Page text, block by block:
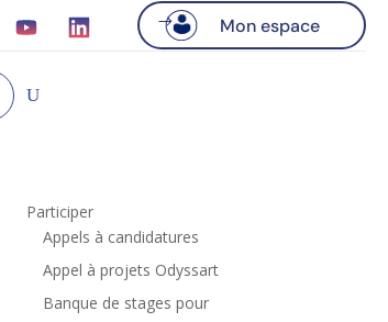
Mon espace
Participer
Appels à candidatures
Appel à projets Odyssart
Banque de stages pour